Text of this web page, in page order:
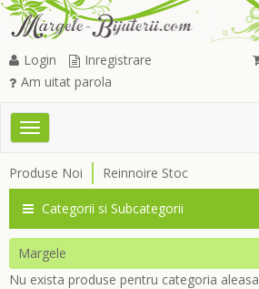
Login
Inregistrare
Am uitat parola
Toggle
Produse Noi Reinnoire Stoc
Categorii si Subcategorii
Margele
Nu exista produse pentru categoria aleasa